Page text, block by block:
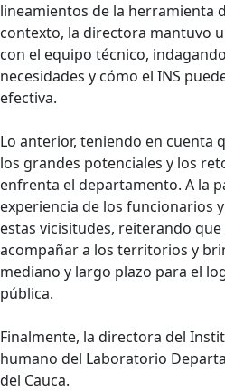
lineamientos de la herramienta
contexto, la directora mantuvo
con el equipo técnico,
necesidades y cómo el INS
efectiva.
Lo anterior, teniendo en cuenta
los grandes potenciales y los
enfrenta el departamento. A la
experiencia de los funcionarios
estas vicisitudes, reiterando que
acompañar a los territorios y
mediano y largo plazo para el
pública.
Finalmente, la directora del
humano del Laboratorio
del Cauca.